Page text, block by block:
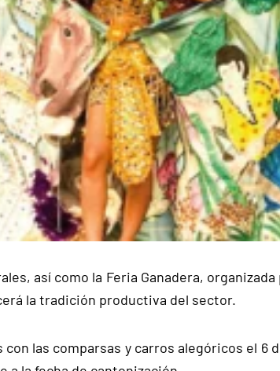
así como la Feria Ganadera,
la tradición productiva del sector.
las comparsas y carros alegóricos el 6